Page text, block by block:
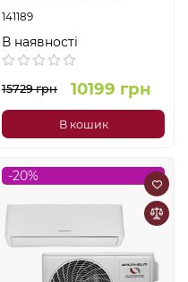
141189
В наявності
15729 грн 10199 грн
В кошик
-20%